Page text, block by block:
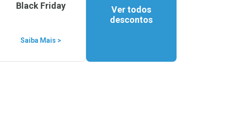
Black Friday
Saiba Mais >
Ver todos
descontos